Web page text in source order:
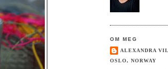
OM MEG
ALEXANDRA
OSLO, NORWAY